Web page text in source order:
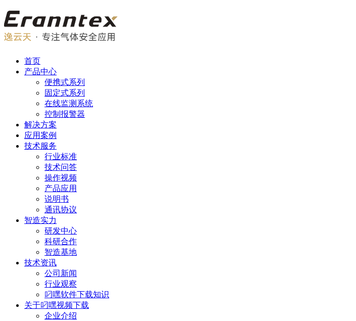
首页
产品中心
便携式系列
固定式系列
在线监测系统
控制报警器
解决方案
应用案例
技术服务
行业标准
技术问答
操作视频
产品应用
说明书
通讯协议
智造实力
研发中心
科研合作
智造基地
技术资讯
公司新闻
行业观察
叼嘿软件下载知识
关于叼嘿视频下载
企业介绍